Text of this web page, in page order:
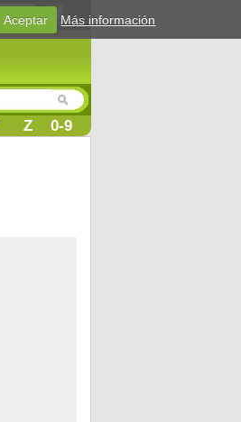
Login
Z 0-9
Aceptar Más información